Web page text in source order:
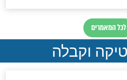
תהיה אפיקורסות
גדולה מאוד של